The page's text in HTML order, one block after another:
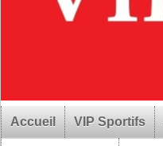
Accueil VIP Sportifs